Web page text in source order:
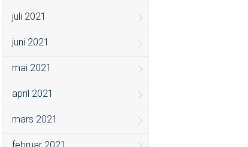
juli 2021
juni 2021
mai 2021
april 2021
mars 2021